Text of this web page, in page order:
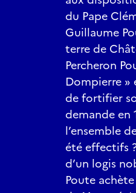
du Pape
Guillaume
terre de
Percheron
Dompierre »
de fortifier
demande en
l’ensemble
été effectifs
d’un logis
Poute